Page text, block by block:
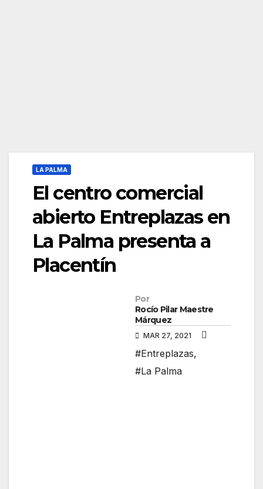
LA PALMA
El centro comercial
abierto Entreplazas en
La Palma presenta a
Placentín
Por
Rocío Pilar Maestre
Márquez
MAR 27, 2021
#Entreplazas,
#La Palma